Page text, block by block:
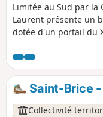
Limitée au Sud par la
Laurent présente un
dotée d'un portail du
fermes et des logis
Saint-Brice
Collectivité